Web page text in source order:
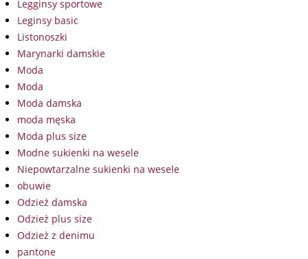
Legginsy sportowe
Leginsy basic
Listonoszki
Marynarki damskie
Moda
Moda
Moda damska
moda męska
Moda plus size
Modne sukienki na wesele
Niepowtarzalne sukienki na wesele
obuwie
Odzież damska
Odzież plus size
Odzież z denimu
pantone